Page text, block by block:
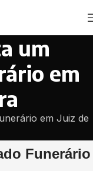
um
em
em Juiz de
Funerário